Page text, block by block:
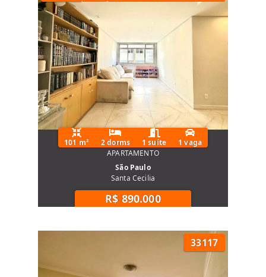
101 m² 2 dorms 1 suíte
1 vaga
APARTAMENTO
São Paulo
Santa Cecilia
R$ 890.000
33117